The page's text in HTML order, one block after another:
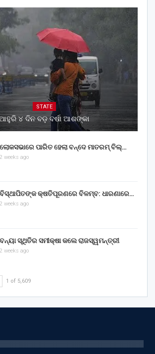
STATE
୪ ଦିନ ବଡ଼ ବର୍ଷା ଆଶଙ୍କା
ଲୋକସଭାରେ ପାରିତ ହେଲା ବନ୍ଦେ ମାତରମ୍‌ ବିଲ୍‌…
2 weeks ago
ବିସ୍ଥାପିତଙ୍କ କ୍ଷତିପୂରଣରେ ବିଳମ୍ବ: ଧାରଣାରେ…
2 weeks ago
ବନ୍ୟା ସ୍ଥିତିର ସମୀକ୍ଷା କଲେ ରାଜସ୍ୱମନ୍ତ୍ରୀ
2 weeks ago
1 of 5,609